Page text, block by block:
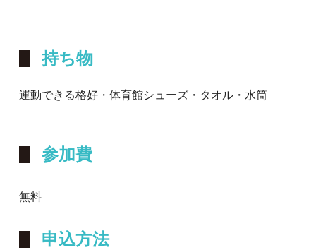
持ち物
運動できる格好・体育館シューズ・タオル・水筒
参加費
無料
申込方法